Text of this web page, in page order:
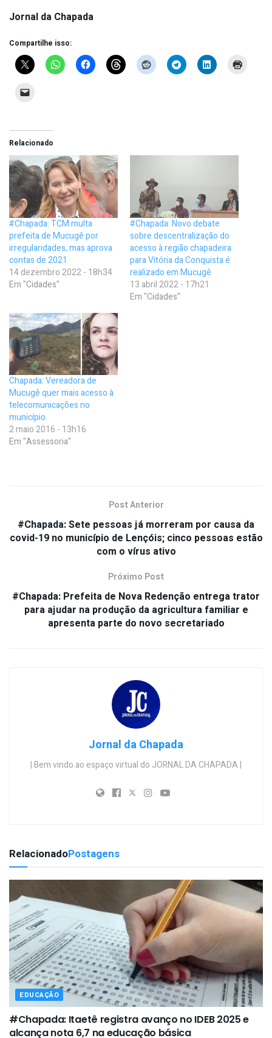
Jornal da Chapada
Compartilhe isso:
Relacionado
#Chapada: TCM multa
prefeita de Mucugê por
irregularidades, mas aprova
contas de 2021
14 dezembro 2022 - 18h34
Em "Cidades"
#Chapada: Novo debate
sobre descentralização do
acesso à região chapadeira
para Vitória da Conquista é
realizado em Mucugê
13 abril 2022 - 17h21
Em "Cidades"
Chapada: Vereadora de
Mucugê quer mais acesso à
telecomunicações no
município
2 maio 2016 - 13h16
Em "Assessoria"
Post Anterior
#Chapada: Sete pessoas já morreram por causa da
covid-19 no município de Lençóis; cinco pessoas estão
com o vírus ativo
Próximo Post
#Chapada: Prefeita de Nova Redenção entrega trator
para ajudar na produção da agricultura familiar e
apresenta parte do novo secretariado
Jornal da Chapada
| Bem vindo ao espaço virtual do JORNAL DA CHAPADA |
RelacionadoPostagens
EDUCAÇÃO
#Chapada: Itaetê registra avanço no IDEB 2025 e
alcança nota 6,7 na educação básica